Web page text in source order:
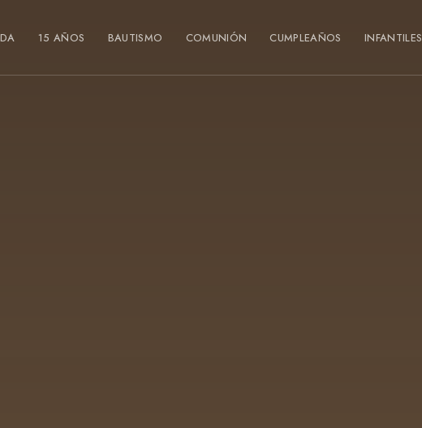
15 AÑOS BAUTISMO COMUNIÓN CUMPLEAÑOS INFANTILES